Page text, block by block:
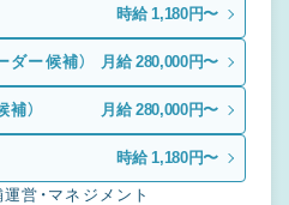
時給 1,180円〜
ダー候補） 月給 280,000円〜
） 月給 280,000円〜
時給 1,180円〜
営・マネジメント